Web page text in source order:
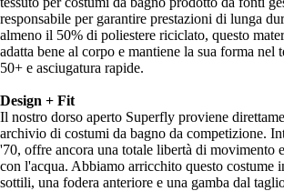
responsabile per garantire prestazioni di lunga
almeno il 50% di poliestere riciclato, questo
adatta bene al corpo e mantiene la sua forma
50+ e asciugatura rapide.
Design + Fit
Il nostro dorso aperto Superfly proviene
archivio di costumi da bagno da competizione.
'70, offre ancora una totale libertà di movimento
con l'acqua. Abbiamo arricchito questo costume
sottili, una fodera anteriore e una gamba dal